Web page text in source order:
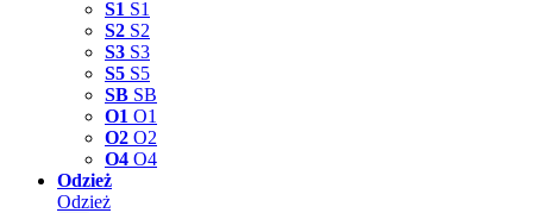
S1 S1
S2 S2
S3 S3
S5 S5
SB SB
O1 O1
O2 O2
O4 O4
Odzież
Odzież